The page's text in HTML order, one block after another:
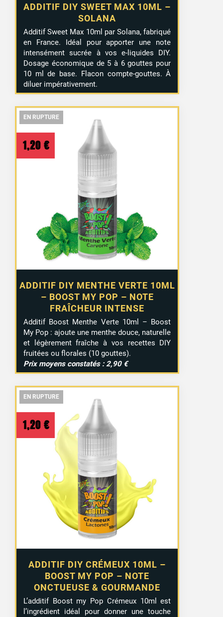
ADDITIF DIY SWEET MAX 10ML –
SOLANA
Additif Sweet Max 10ml par Solana, fabriqué
en France. Idéal pour apporter une note
intensément sucrée à vos e-liquides DIY.
Dosage économique de 5 à 6 gouttes pour
10 ml de base. Flacon compte-gouttes. À
diluer impérativement.
EN RUPTURE
EN RUPTURE
ADDITIF DIY MENTHE VERTE 10ML
– BOOST MY POP – NOTE
FRAÎCHEUR INTENSE
1,20 €
Additif Boost Menthe Verte 10ml – Boost
My Pop : ajoute une menthe douce, naturelle
et légèrement fraîche à vos recettes DIY
fruitées ou florales (10 gouttes).
Prix moyens constatés : 2,90 €
EN RUPTURE
EN RUPTURE
EN RUPTURE
ADDITIF DIY CRÉMEUX 10ML –
BOOST MY POP – NOTE
ONCTUEUSE & GOURMANDE
1,20 €
L’additif Boost my Pop Crémeux 10ml est
l’ingrédient idéal pour donner une touche
EN RUPTURE